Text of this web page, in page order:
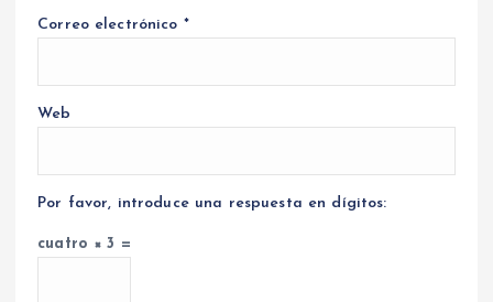
Correo electrónico *
Web
Por favor, introduce una respuesta en dígitos:
cuatro × 3 =